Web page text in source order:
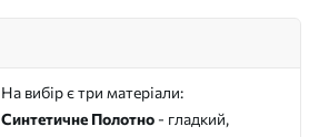
На вибір є три матеріали:
Синтетичне Полотно - гладкий,